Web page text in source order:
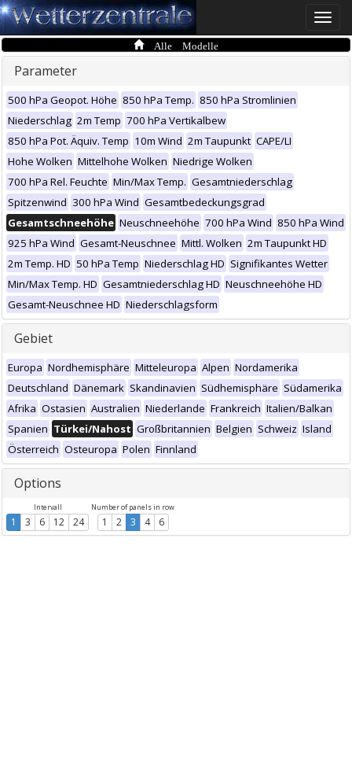
Toggle
Alle Modelle
Parameter
500 hPa Geopot. Höhe 850 hPa Temp. 850 hPa Stromlinien
Niederschlag 2m Temp 700 hPa Vertikalbew
850 hPa Pot. Äquiv. Temp 10m Wind 2m Taupunkt CAPE/LI
Hohe Wolken Mittelhohe Wolken Niedrige Wolken
700 hPa Rel. Feuchte Min/Max Temp. Gesamtniederschlag
Spitzenwind 300 hPa Wind Gesamtbedeckungsgrad
Gesamtschneehöhe Neuschneehöhe 700 hPa Wind 850 hPa Wind
925 hPa Wind Gesamt-Neuschnee Mittl. Wolken 2m Taupunkt HD
2m Temp. HD 50 hPa Temp Niederschlag HD Signifikantes Wetter
Min/Max Temp. HD Gesamtniederschlag HD Neuschneehöhe HD
Gesamt-Neuschnee HD Niederschlagsform
Gebiet
Europa Nordhemisphäre Mitteleuropa Alpen Nordamerika
Deutschland Dänemark Skandinavien Südhemisphäre Südamerika
Afrika Ostasien Australien Niederlande Frankreich Italien/Balkan
Spanien Türkei/Nahost Großbritannien Belgien Schweiz Island
Österreich Osteuropa Polen Finnland
Options
Intervall
1 3 6 12 24
Number of panels in row
1 2 3 4 6